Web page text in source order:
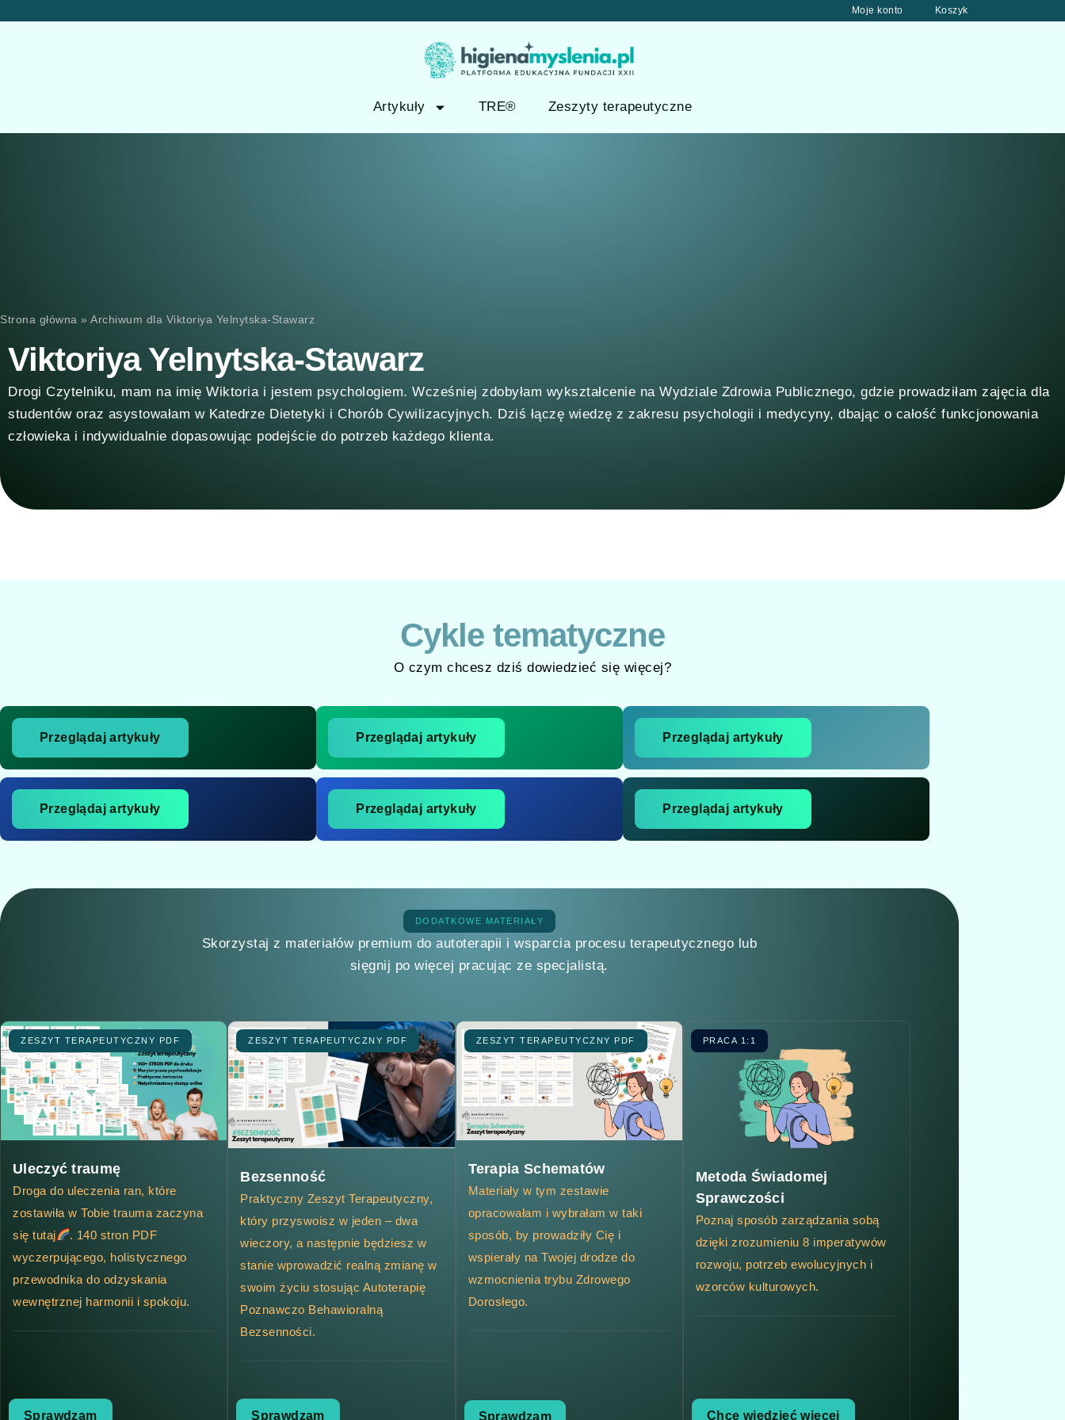
Moje konto Koszyk
Artykuły TRE® Zeszyty terapeutyczne
Strona główna » Archiwum dla Viktoriya Yelnytska-Stawarz
Viktoriya Yelnytska-Stawarz
Drogi Czytelniku, mam na imię Wiktoria i jestem psychologiem. Wcześniej zdobyłam wykształcenie na Wydziale Zdrowia Publicznego, gdzie prowadziłam zajęcia dla
studentów oraz asystowałam w Katedrze Dietetyki i Chorób Cywilizacyjnych. Dziś łączę wiedzę z zakresu psychologii i medycyny, dbając o całość funkcjonowania
człowieka i indywidualnie dopasowując podejście do potrzeb każdego klienta.
Cykle tematyczne
O czym chcesz dziś dowiedzieć się więcej?
Przeglądaj artykuły Przeglądaj artykuły Przeglądaj artykuły
Przeglądaj artykuły Przeglądaj artykuły Przeglądaj artykuły
DODATKOWE MATERIAŁY
Skorzystaj z materiałów premium do autoterapii i wsparcia procesu terapeutycznego lub
sięgnij po więcej pracując ze specjalistą.
ZESZYT TERAPEUTYCZNY PDF
Uleczyć traumę
Droga do uleczenia ran, które
zostawiła w Tobie trauma zaczyna
się tutaj
. 140 stron PDF
wyczerpującego, holistycznego
przewodnika do odzyskania
wewnętrznej harmonii i spokoju.
Sprawdzam
Bezsenność
Praktyczny Zeszyt Terapeutyczny,
który przyswoisz w jeden – dwa
wieczory, a następnie będziesz w
stanie wprowadzić realną zmianę w
swoim życiu stosując Autoterapię
Poznawczo Behawioralną
Bezsenności.
Sprawdzam
ZESZYT TERAPEUTYCZNY PDF ZESZYT TERAPEUTYCZNY PDF
Terapia Schematów
Materiały w tym zestawie
opracowałam i wybrałam w taki
sposób, by prowadziły Cię i
wspierały na Twojej drodze do
wzmocnienia trybu Zdrowego
Dorosłego.
Sprawdzam
Metoda Świadomej
Sprawczości
Poznaj sposób zarządzania sobą
dzięki zrozumieniu 8 imperatywów
rozwoju, potrzeb ewolucyjnych i
wzorców kulturowych.
Chcę wiedzieć więcej
PRACA 1:1